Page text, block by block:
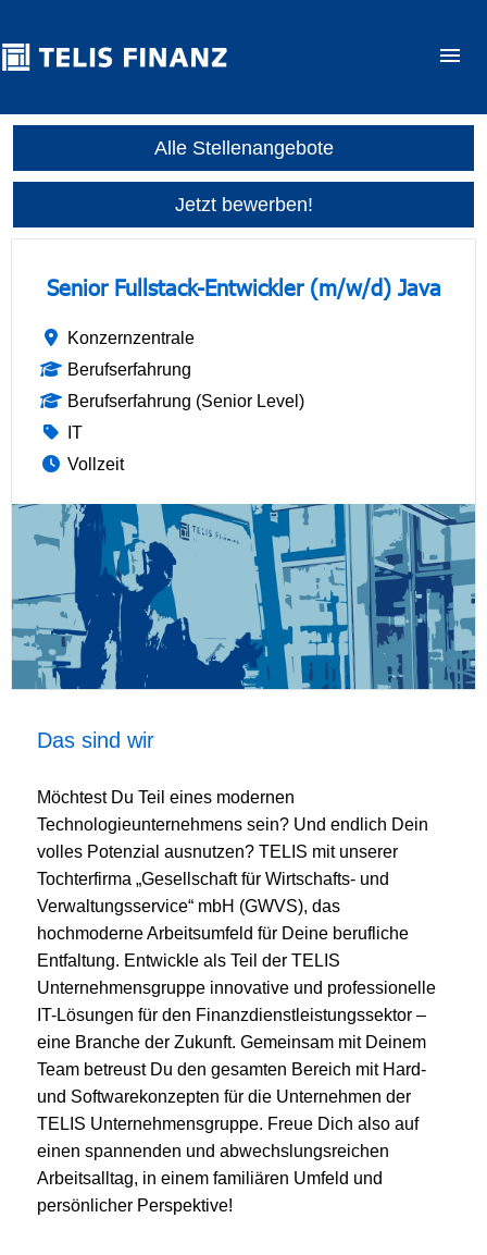
Alle Stellenangebote
Jetzt bewerben!
Senior Fullstack-Entwickler (m/w/d) Java
Konzernzentrale
Berufserfahrung
Berufserfahrung (Senior Level)
IT
Vollzeit
Das sind wir
Möchtest Du Teil eines modernen
Technologieunternehmens sein? Und endlich Dein
volles Potenzial ausnutzen? TELIS mit unserer
Tochterfirma „Gesellschaft für Wirtschafts- und
Verwaltungsservice“ mbH (GWVS), das
hochmoderne Arbeitsumfeld für Deine berufliche
Entfaltung. Entwickle als Teil der TELIS
Unternehmensgruppe innovative und professionelle
IT-Lösungen für den Finanzdienstleistungssektor –
eine Branche der Zukunft. Gemeinsam mit Deinem
Team betreust Du den gesamten Bereich mit Hard-
und Softwarekonzepten für die Unternehmen der
TELIS Unternehmensgruppe. Freue Dich also auf
einen spannenden und abwechslungsreichen
Arbeitsalltag, in einem familiären Umfeld und
persönlicher Perspektive!